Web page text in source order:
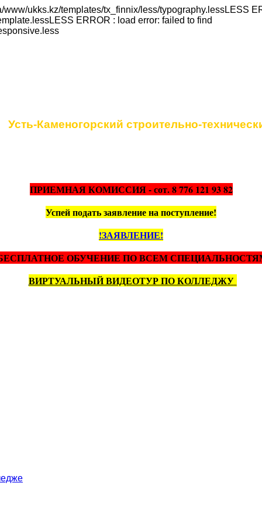
ukks.kz/templates/tx_finnix/less/typography.lessLESS
ERROR : load error: failed to find
Усть-Каменогорский строительно-
ПРИЕМНАЯ КОМИССИЯ - сот. 8 776 121 93 82
Успей подать заявление на поступление!
!ЗАЯВЛЕНИЕ!
ОБУЧЕНИЕ ПО ВСЕМ
ВИРТУАЛЬНЫЙ ВИДЕОТУР ПО КОЛЛЕДЖУ